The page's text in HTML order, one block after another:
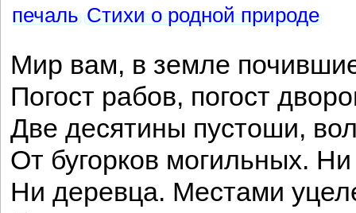
печаль Стихи о родной природе
Мир вам, в земле
Погост рабов, погост
Две десятины пустоши,
От бугорков могильных. Ни
Ни деревца. Местами